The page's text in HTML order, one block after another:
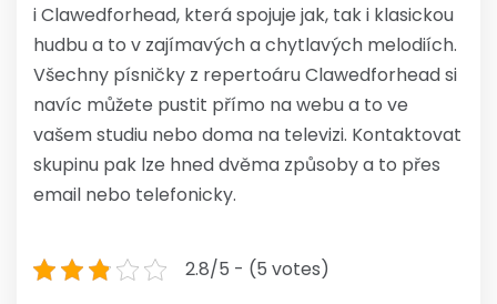
i Clawedforhead, která spojuje jak, tak i klasickou
hudbu a to v zajímavých a chytlavých melodiích.
Všechny písničky z repertoáru Clawedforhead si
navíc můžete pustit přímo na webu a to ve
vašem studiu nebo doma na televizi. Kontaktovat
skupinu pak lze hned dvěma způsoby a to přes
email nebo telefonicky.
2.8/5 - (5 votes)